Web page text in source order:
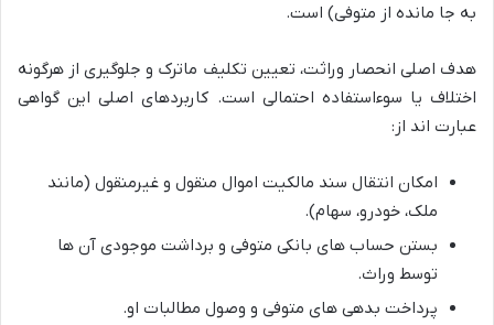
به جا مانده از متوفی) است.
هدف اصلی انحصار وراثت، تعیین تکلیف ماترک و جلوگیری از هرگونه
اختلاف یا سوءاستفاده احتمالی است. کاربردهای اصلی این گواهی
عبارت اند از:
امکان انتقال سند مالکیت اموال منقول و غیرمنقول (مانند
ملک، خودرو، سهام).
بستن حساب های بانکی متوفی و برداشت موجودی آن ها
توسط وراث.
پرداخت بدهی های متوفی و وصول مطالبات او.